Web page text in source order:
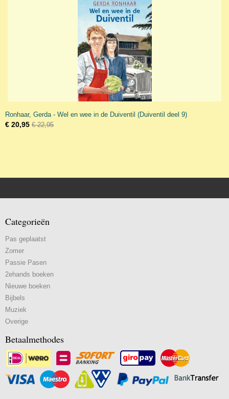
Ronhaar, Gerda - Wel en wee in de Duiventil (Duiventil deel 9)
€ 20,95 € 22,95
Categorieën
Pas geplaatst
Zomer
Passie Pasen
2ehands boeken
Nieuwe boeken
Bijbels
Muziek
Overige
Betaalmethodes